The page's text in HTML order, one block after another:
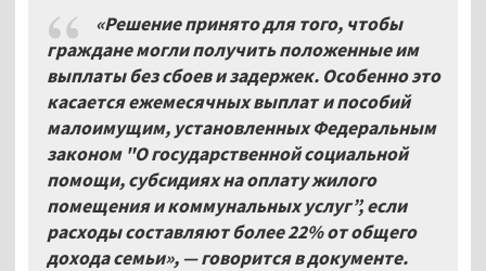
«Решение принято для того, чтобы
граждане могли получить положенные им
выплаты без сбоев и задержек. Особенно это
касается ежемесячных выплат и пособий
малоимущим, установленных Федеральным
законом "О государственной социальной
помощи, субсидиях на оплату жилого
помещения и коммунальных услуг”, если
расходы составляют более 22% от общего
дохода семьи», — говорится в документе.